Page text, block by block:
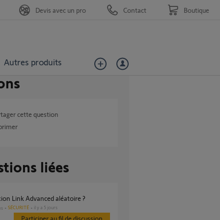
Autres produits
Devis avec un pro Contact Boutique
cette question
liées
Link Advanced aléatoire ?
SÉCURITÉ il y a 5 jours
Participer au fil de discussion